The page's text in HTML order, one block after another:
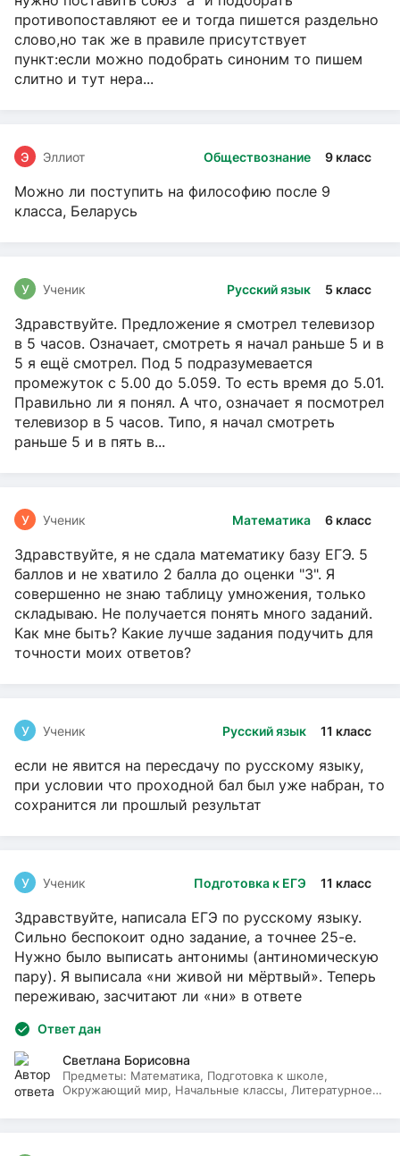
противопоставляют ее и тогда пишется раздельно
слово,но так же в правиле присутствует
пункт:если можно подобрать синоним то пишем
слитно и тут нера...
Обществознание 9 класс
Э Эллиот
Можно ли поступить на философию после 9
класса, Беларусь
Русский язык 5 класс
У Ученик
Здравствуйте. Предложение я смотрел телевизор
в 5 часов. Означает, смотреть я начал раньше 5 и в
5 я ещё смотрел. Под 5 подразумевается
промежуток с 5.00 до 5.059. То есть время до 5.01.
Правильно ли я понял. А что, означает я посмотрел
телевизор в 5 часов. Типо, я начал смотреть
раньше 5 и в пять в...
Математика 6 класс
У Ученик
Здравствуйте, я не сдала математику базу ЕГЭ. 5
баллов и не хватило 2 балла до оценки "3". Я
совершенно не знаю таблицу умножения, только
складываю. Не получается понять много заданий.
Как мне быть? Какие лучше задания подучить для
точности моих ответов?
Русский язык 11 класс
У Ученик
если не явится на пересдачу по русскому языку,
при условии что проходной бал был уже набран, то
сохранится ли прошлый результат
Подготовка к ЕГЭ 11 класс
У Ученик
Здравствуйте, написала ЕГЭ по русскому языку.
Сильно беспокоит одно задание, а точнее 25-е.
Нужно было выписать антонимы (антиномическую
пару). Я выписала «ни живой ни мёртвый». Теперь
переживаю, засчитают ли «ни» в ответе
Ответ дан
Светлана Борисовна
Предметы: Математика, Подготовка к школе,
Окружающий мир, Начальные классы, Литературное